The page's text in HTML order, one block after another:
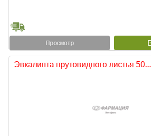
Просмотр
Эвкалипта прутовидного листья 50...